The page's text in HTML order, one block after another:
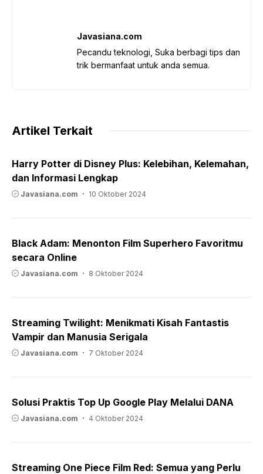
Javasiana.com
Pecandu teknologi, Suka berbagi tips dan
trik bermanfaat untuk anda semua.
Artikel Terkait
Harry Potter di Disney Plus: Kelebihan, Kelemahan,
dan Informasi Lengkap
Javasiana.com 10 Oktober 2024
Black Adam: Menonton Film Superhero Favoritmu
secara Online
Javasiana.com 8 Oktober 2024
Streaming Twilight: Menikmati Kisah Fantastis
Vampir dan Manusia Serigala
Javasiana.com 7 Oktober 2024
Solusi Praktis Top Up Google Play Melalui DANA
Javasiana.com 4 Oktober 2024
Streaming One Piece Film Red: Semua yang Perlu